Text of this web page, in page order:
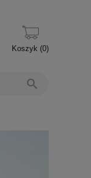
Koszyk (0)